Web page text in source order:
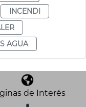
INCENDI
AGUA
de Interés